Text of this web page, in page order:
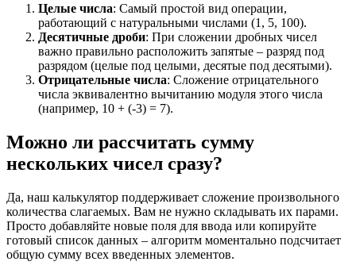
Целые числа: Самый простой вид операции,
работающий с натуральными числами (1, 5, 100).
Десятичные дроби: При сложении дробных чисел
важно правильно расположить запятые – разряд под
разрядом (целые под целыми, десятые под десятыми).
Отрицательные числа: Сложение отрицательного
числа эквивалентно вычитанию модуля этого числа
(например, 10 + (-3) = 7).
Можно ли рассчитать сумму
нескольких чисел сразу?
Да, наш калькулятор поддерживает сложение произвольного
количества слагаемых. Вам не нужно складывать их парами.
Просто добавляйте новые поля для ввода или копируйте
готовый список данных – алгоритм моментально подсчитает
общую сумму всех введенных элементов.